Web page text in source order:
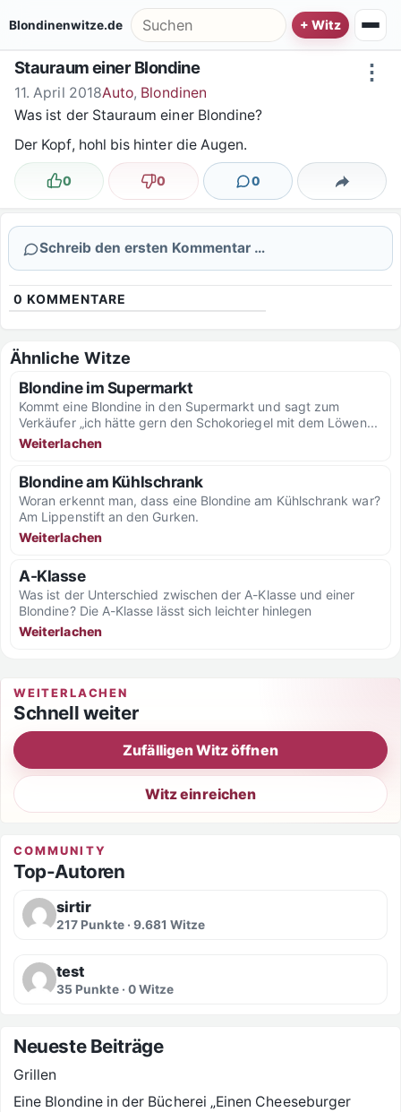
Blondinenwitze.de Suche nach:
⋮
Stauraum einer Blondine
11. April 2018Auto, Blondinen
Was ist der Stauraum einer Blondine?
Der Kopf, hohl bis hinter die Augen.
Lustig
0 Nicht lustig
0 0
Kommentare Teilen
Schreib den ersten Kommentar …
0 KOMMENTARE
Ähnliche Witze
Blondine im Supermarkt
Kommt eine Blondine in den Supermarkt und sagt zum
Verkäufer „ich hätte gern den Schokoriegel mit dem Löwen...
Weiterlachen
Blondine am Kühlschrank
Woran erkennt man, dass eine Blondine am Kühlschrank war?
Am Lippenstift an den Gurken.
Weiterlachen
A-Klasse
Was ist der Unterschied zwischen der A-Klasse und einer
Blondine? Die A-Klasse lässt sich leichter hinlegen
Weiterlachen
WEITERLACHEN
Schnell weiter
Zufälligen Witz öffnen
Witz einreichen
COMMUNITY
Top-Autoren
sirtir
217 Punkte · 9.681 Witze
test
35 Punkte · 0 Witze
Neueste Beiträge
Grillen
Eine Blondine in der Bücherei „Einen Cheeseburger